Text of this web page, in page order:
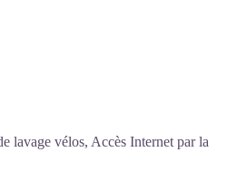
lavage vélos, Accès Internet par la